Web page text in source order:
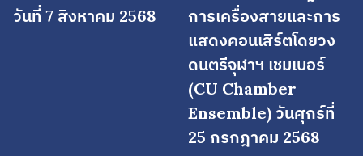
วันที่ 7 สิงหาคม 2568
การเครื่องสายและการ
แสดงคอนเสิร์ตโดยวง
ดนตรีจุฬาฯ เชมเบอร์
(CU Chamber
Ensemble) วันศุกร์ที่
25 กรกฎาคม 2568